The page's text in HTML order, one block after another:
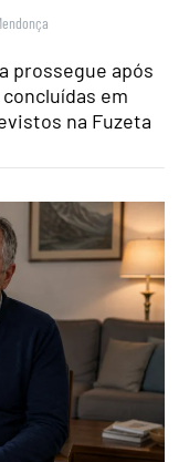
prossegue após
em
na Fuzeta